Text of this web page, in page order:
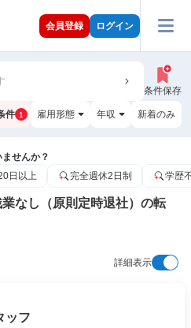
会員登録 ログイン
条件保存
件 1 雇用形態 年収 新着のみ
せんか？
日以上 完全週休2日制 学歴
なし（原則定時退社）の転
詳細表示
ッフ